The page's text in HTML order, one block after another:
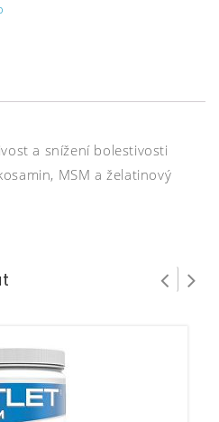
a snížení bolestivosti
MSM a želatinový